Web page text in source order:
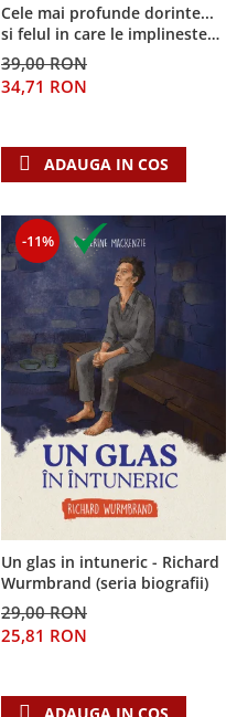
Cele mai profunde dorinte...
si felul in care le implineste
invatatura crestina
39,00 RON
34,71 RON
ADAUGA IN COS
-11%
Un glas in intuneric - Richard
Wurmbrand (seria biografii)
29,00 RON
25,81 RON